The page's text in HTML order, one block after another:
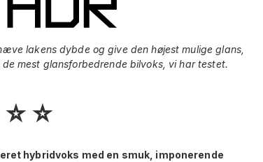
lakens dybde og give den højest mulige glans,
mest glansforbedrende bilvoks, vi har testet.
⭐️
hybridvoks med en smuk, imponerende